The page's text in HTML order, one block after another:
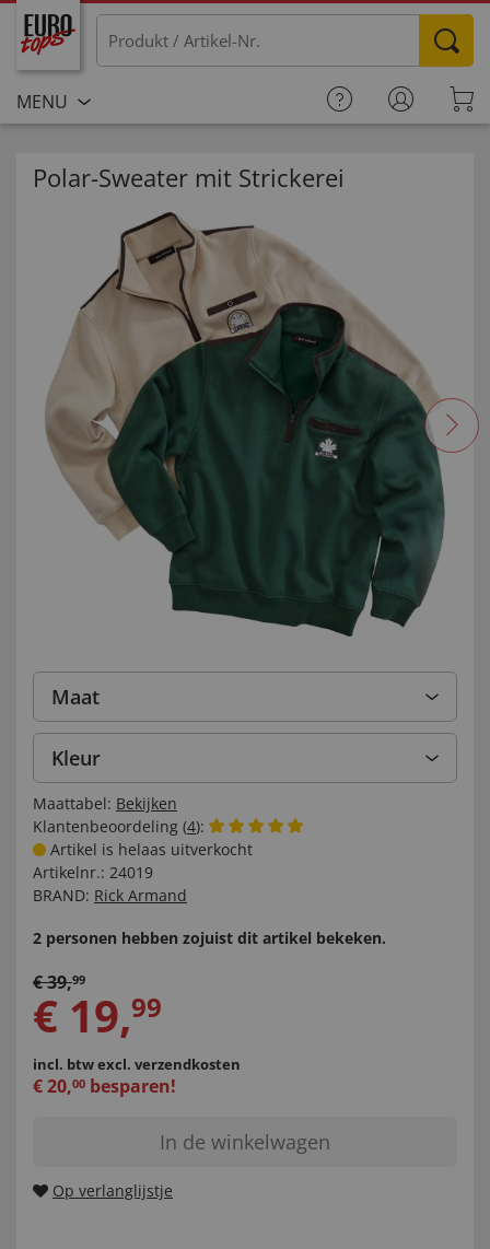
MENU
Polar-Sweater mit Strickerei
Maat
Kleur
Maattabel: Bekijken
Klantenbeoordeling (4):
Artikel is helaas uitverkocht
Artikelnr.: 24019
BRAND: Rick Armand
2 personen hebben zojuist dit artikel bekeken.
€39,99
€ 19,99
incl. btwexcl. verzendkosten
€20,00 besparen!
In de winkelwagen
Op verlanglijstje